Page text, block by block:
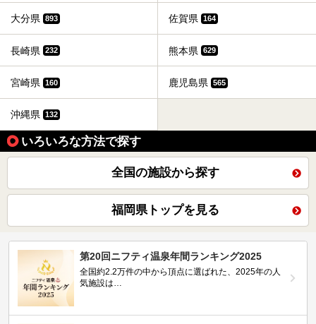
大分県 893 佐賀県 164
長崎県 232 熊本県 629
宮崎県 160 鹿児島県 565
沖縄県 132
いろいろな方法で探す
全国の施設から探す
福岡県トップを見る
第20回ニフティ温泉年間ランキング2025
全国約2.2万件の中から頂点に選ばれた、2025年の人
気施設は…